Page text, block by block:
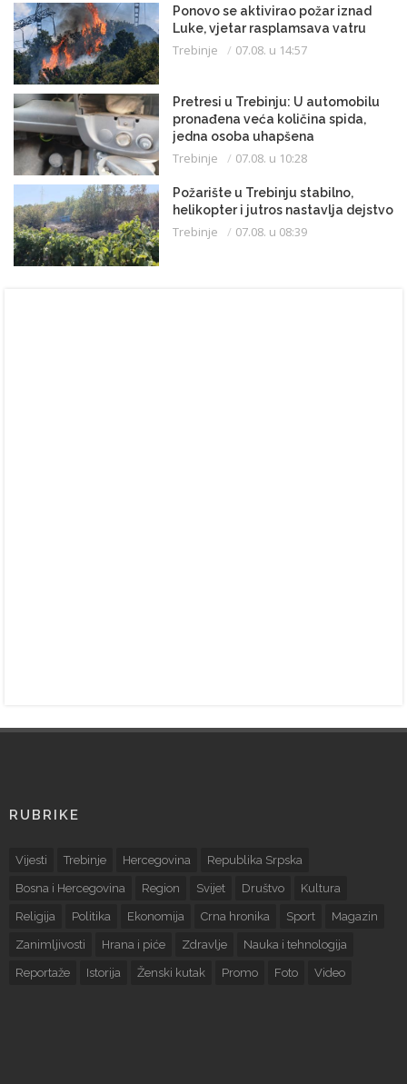
Ponovo se aktivirao požar iznad
Luke, vjetar rasplamsava vatru
Trebinje 07.08. u 14:57
Pretresi u Trebinju: U automobilu
pronađena veća količina spida,
jedna osoba uhapšena
Trebinje 07.08. u 10:28
Požarište u Trebinju stabilno,
helikopter i jutros nastavlja dejstvo
Trebinje 07.08. u 08:39
RUBRIKE
Vijesti Trebinje Hercegovina Republika Srpska
Bosna i Hercegovina Region Svijet Društvo Kultura
Religija Politika Ekonomija Crna hronika Sport Magazin
Zanimljivosti Hrana i piće Zdravlje Nauka i tehnologija
Reportaže Istorija Ženski kutak Promo Foto Video